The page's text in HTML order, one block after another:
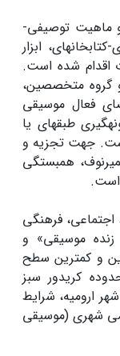
ماهیت توصیفی-
ابزار
اقدام شده است.
گروه متخصصین،
فعال موسیقی
طبقه­ای یا
است. جهت تجزیه و
همبستگی
است.
اجتماعی، فرهنگی
موسیقی» و
و کمترین سطح
کریدور سبز
ارومیه، شرایط
شهری (موسیقی